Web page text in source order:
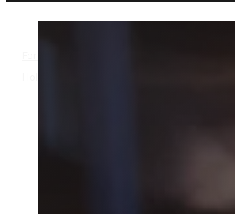
Effektiv
udføres bedst af lokale